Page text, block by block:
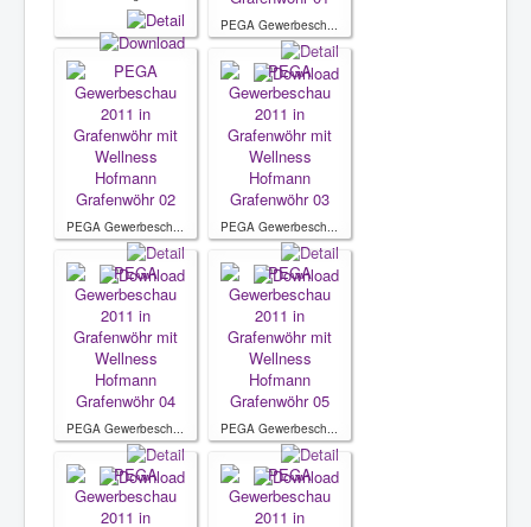
PEGA Gewerbesch...
PEGA Gewerbesch... PEGA Gewerbesch...
PEGA Gewerbesch... PEGA Gewerbesch...